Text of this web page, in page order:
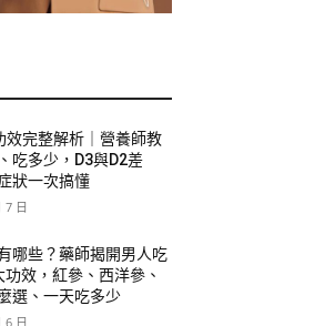
效完整解析｜營養師教
吃多少，D3與D2差
狀一次搞懂
7 日
哪些？藥師揭開男人吃
功效，紅參、西洋參、
選、一天吃多少
6 日